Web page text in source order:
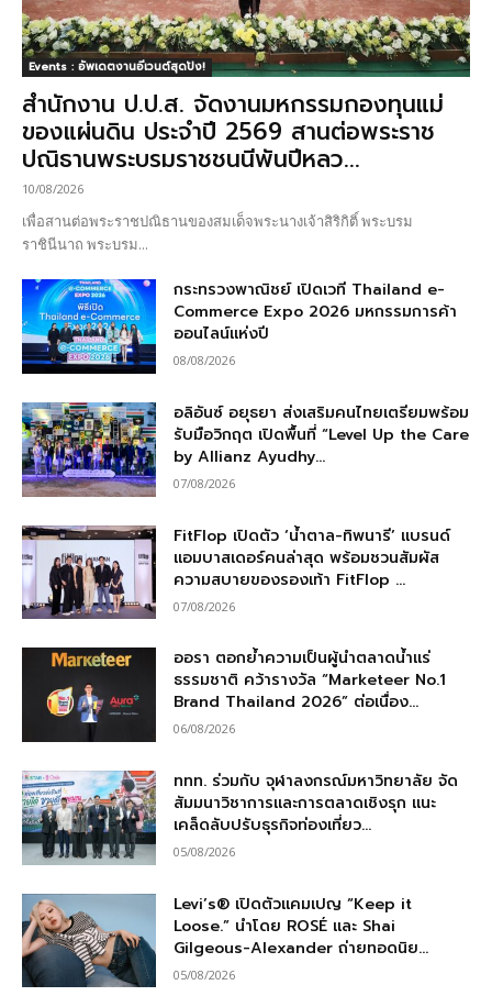
Events : อัพเดตงานอีเวนต์สุดปัง!
สำนักงาน ป.ป.ส. จัดงานมหกรรมกองทุนแม่
ของแผ่นดิน ประจำปี 2569 สานต่อพระราช
ปณิธานพระบรมราชชนนีพันปีหลว...
10/08/2026
เพื่อสานต่อพระราชปณิธานของสมเด็จพระนางเจ้าสิริกิติ์ พระบรม
ราชินีนาถ พระบรม...
กระทรวงพาณิชย์ เปิดเวที Thailand e-
Commerce Expo 2026 มหกรรมการค้า
ออนไลน์แห่งปี
08/08/2026
อลิอันซ์ อยุธยา ส่งเสริมคนไทยเตรียมพร้อม
รับมือวิกฤต เปิดพื้นที่ “Level Up the Care
by Allianz Ayudhy...
07/08/2026
FitFlop เปิดตัว ‘น้ำตาล-ทิพนารี’ แบรนด์
แอมบาสเดอร์คนล่าสุด พร้อมชวนสัมผัส
ความสบายของรองเท้า FitFlop ...
07/08/2026
ออรา ตอกย้ำความเป็นผู้นำตลาดน้ำแร่
ธรรมชาติ คว้ารางวัล “Marketeer No.1
Brand Thailand 2026” ต่อเนื่อง...
06/08/2026
ททท. ร่วมกับ จุฬาลงกรณ์มหาวิทยาลัย จัด
สัมมนาวิชาการและการตลาดเชิงรุก แนะ
เคล็ดลับปรับธุรกิจท่องเที่ยว...
05/08/2026
Levi’s® เปิดตัวแคมเปญ “Keep it
Loose.” นำโดย ROSÉ และ Shai
Gilgeous-Alexander ถ่ายทอดนิย...
05/08/2026